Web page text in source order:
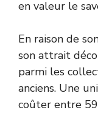
en valeur le
En raison de
son attrait
parmi les
anciens. Une
coûter entre